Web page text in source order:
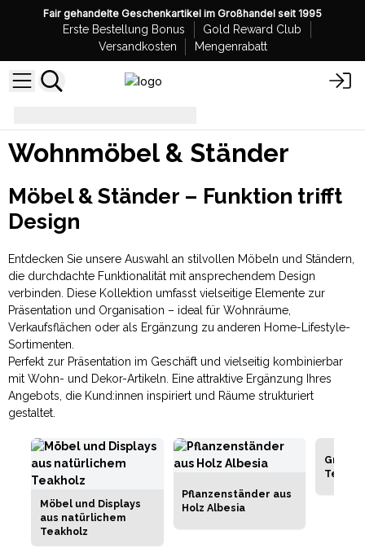
Fair gehandelte Geschenkartikel im Großhandel seit 1995
Erste Bestellung Bonus
Gold Reward Club
Versandkosten
Mengenrabatt
Wohnmöbel & Ständer
Möbel & Ständer – Funktion trifft
Design
Entdecken Sie unsere Auswahl an stilvollen Möbeln und Ständern,
die durchdachte Funktionalität mit ansprechendem Design
verbinden. Diese Kollektion umfasst vielseitige Elemente zur
Präsentation und Organisation – ideal für Wohnräume,
Verkaufsflächen oder als Ergänzung zu anderen Home-Lifestyle-
Sortimenten.
Perfekt zur Präsentation im Geschäft und vielseitig kombinierbar
mit Wohn- und Dekor-Artikeln. Eine attraktive Ergänzung Ihres
Angebots, die Kund:innen inspiriert und Räume strukturiert
gestaltet.
Möbel und Displays
aus natürlichem
Teakholz
Pflanzenständer aus
Holz Albesia